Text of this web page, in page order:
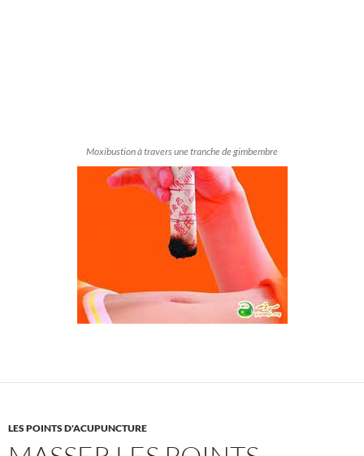
Moxibustion à travers une tranche de gimbembre
LES POINTS D'ACUPUNCTURE